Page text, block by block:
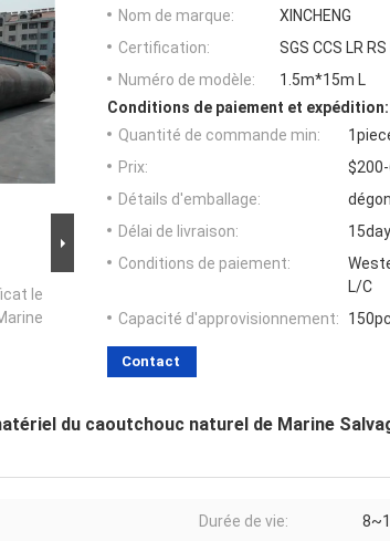
le
Nom de marque:
XINCHENG
Certification:
SGS CCS LR
Numéro de modèle:
1.5m*15m L
Conditions de paiement et expédition:
Quantité de commande min:
Prix:
Détails d'emballage:
Délai de livraison:
Conditions de paiement:
L/C
Capacité d'approvisionnement:
Contact
du caoutchouc naturel de Marine
Durée de vie: